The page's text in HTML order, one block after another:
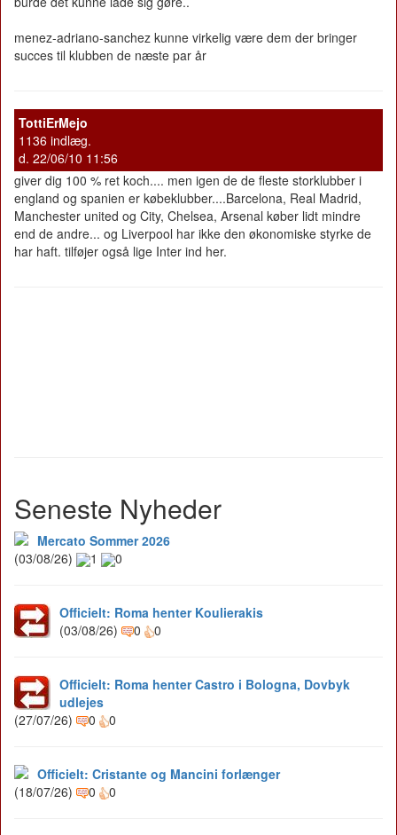
menez-adriano-sanchez kunne virkelig være dem der bringer
succes til klubben de næste par år
TottiErMejo
1136 indlæg.
d. 22/06/10 11:56
giver dig 100 % ret koch.... men igen de de fleste storklubber i
england og spanien er købeklubber....Barcelona, Real Madrid,
Manchester united og City, Chelsea, Arsenal køber lidt mindre
end de andre... og Liverpool har ikke den økonomiske styrke de
har haft. tilføjer også lige Inter ind her.
Seneste Nyheder
Mercato Sommer 2026
(03/08/26)
1 0
Officielt: Roma henter Koulierakis
(03/08/26)
0 0
Officielt: Roma henter Castro i Bologna, Dovbyk
udlejes
(27/07/26)
0 0
Officielt: Cristante og Mancini forlænger
(18/07/26)
0 0